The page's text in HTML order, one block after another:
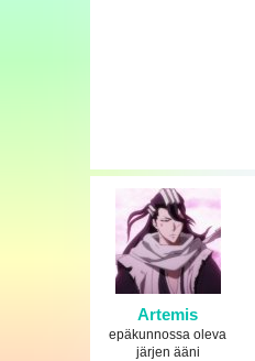
Artemis
epäkunnossa oleva
järjen ääni